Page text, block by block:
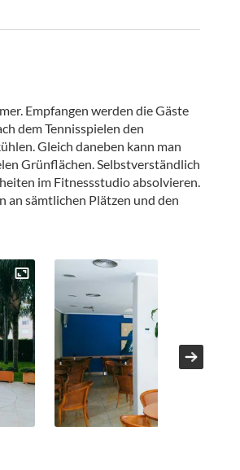
Empfangen werden die Gäste
dem Tennisspielen den
Gleich daneben kann man
Grünflächen. Selbstverständlich
im Fitnessstudio absolvieren.
an sämtlichen Plätzen und den